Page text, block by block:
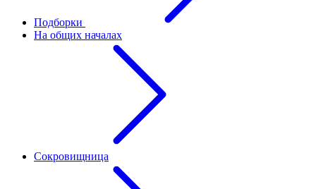
Подборки
На общих началах
Сокровищница